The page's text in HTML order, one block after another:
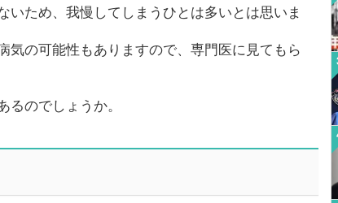
ため、我慢してしまうひとは多いとは思いま
の可能性もありますので、専門医に見てもら
のでしょうか。